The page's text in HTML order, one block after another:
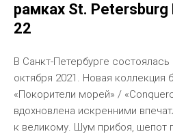
рамках St. Petersburg
22
В Санкт-Петербурге
октября 2021. Новая коллекция
«Покорители морей» /
вдохновлена искренними
к великому. Шум прибоя, шепот